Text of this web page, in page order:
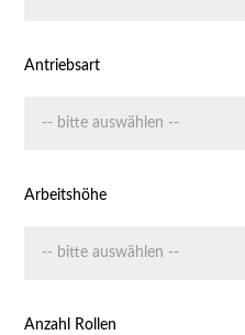
Antriebsart
Arbeitshöhe
Anzahl Rollen